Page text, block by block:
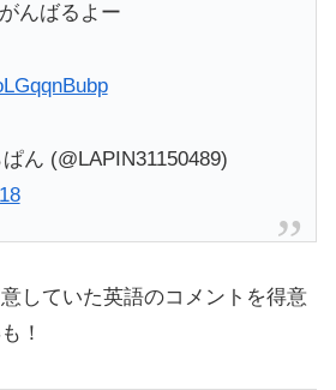
んばるよー
ん (@LAPIN31150489)
していた英語のコメントを得意
！